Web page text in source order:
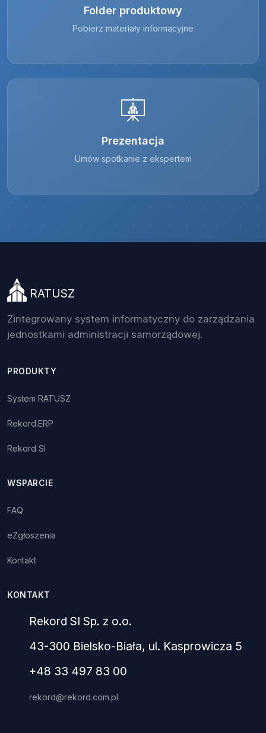
Folder produktowy
Pobierz materiały informacyjne
Prezentacja
Umów spotkanie z ekspertem
RATUSZ
Zintegrowany system informatyczny do zarządzania
jednostkami administracji samorządowej.
PRODUKTY
System RATUSZ
Rekord.ERP
Rekord SI
WSPARCIE
FAQ
eZgłoszenia
Kontakt
KONTAKT
Rekord SI Sp. z o.o.
43-300 Bielsko-Biała, ul. Kasprowicza 5
+48 33 497 83 00
rekord@rekord.com.pl